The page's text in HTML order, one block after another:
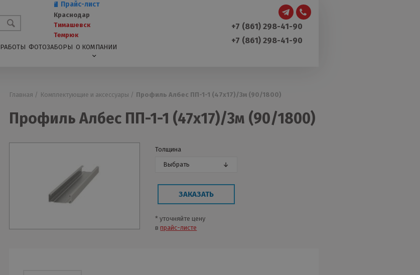
Прайс-лист
Краснодар
Тимашевск
Темрюк
РАБОТЫ ФОТОЗАБОРЫ О КОМПАНИИ
+7 (861) 298-41-90
+7 (861) 298-41-90
Главная / Комплектующие и аксессуары / Профиль Албес ПП-1-1 (47х17)/3м (90/1800)
Профиль Албес ПП-1-1 (47х17)/3м (90/1800)
Толщина
Выбрать
ЗАКАЗАТЬ
* уточняйте цену
впрайс-листе